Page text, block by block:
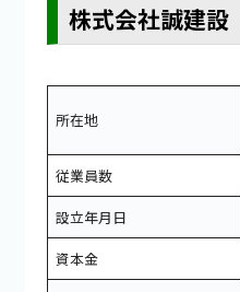
株式会社誠建設
所在地
従業員数
設立年月日
資本金